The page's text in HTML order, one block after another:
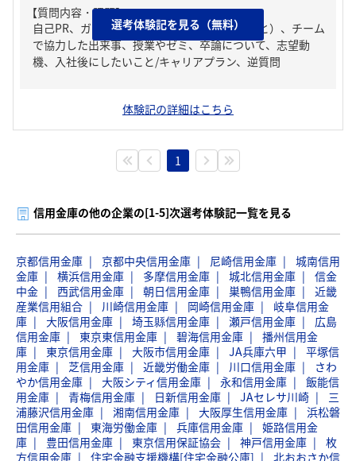
【質問内容・課題】
自己PR、ガクチカ（学生時代に力を入れたこと）、チーム
で協力した出来事、授業やゼミ、卒論について、志望動
機、入社後にしたいこと/キャリアプラン、逆質問
選考体験記を見る（無料）
体験記の詳細はこちら
1
信用金庫の他の企業の[1-5]次選考体験記一覧を見る
京都信用金庫 京都中央信用金庫 尼崎信用金庫
城南信用
金庫
横浜信用金庫 多摩信用金庫 城北信用金庫
信金
中金
西武信用金庫 朝日信用金庫 巣鴨信用金庫
近畿
産業信用組合
川崎信用金庫 岡崎信用金庫
岐阜信用金
庫
大阪信用金庫 埼玉縣信用金庫 瀬戸信用金庫
広島
信用金庫
東京東信用金庫 碧海信用金庫
播州信用金
庫
東京信用金庫 大阪市信用金庫 JA兵庫六甲
平塚信
用金庫
芝信用金庫 近畿労働金庫 川口信用金庫
さわ
やか信用金庫
大阪シティ信用金庫 永和信用金庫
飯能信
用金庫
青梅信用金庫 日新信用金庫 JAセレサ川崎
三
浦藤沢信用金庫
湘南信用金庫 大阪厚生信用金庫
浜松磐
田信用金庫
東海労働金庫 兵庫信用金庫
姫路信用金
庫
豊田信用金庫 東京信用保証協会 神戸信用金庫
枚
方信用金庫
住宅金融支援機構[住宅金融公庫] 北おおさか信